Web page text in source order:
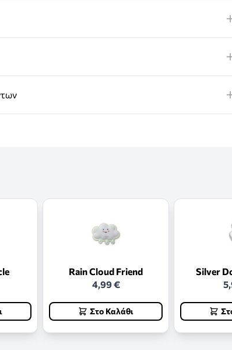
Rain Cloud Friend
4,99 €
Στο Καλάθι
Silver